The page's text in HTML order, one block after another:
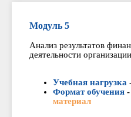
Модуль 5
Анализ результатов
деятельности организации
Учебная нагрузка
Формат обучения -
материал